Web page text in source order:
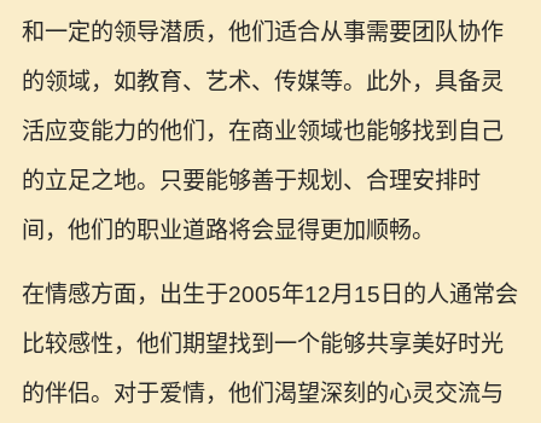
和一定的领导潜质，他们适合从事需要团队协作
的领域，如教育、艺术、传媒等。此外，具备灵
活应变能力的他们，在商业领域也能够找到自己
的立足之地。只要能够善于规划、合理安排时
间，他们的职业道路将会显得更加顺畅。
在情感方面，出生于2005年12月15日的人通常会
比较感性，他们期望找到一个能够共享美好时光
的伴侣。对于爱情，他们渴望深刻的心灵交流与